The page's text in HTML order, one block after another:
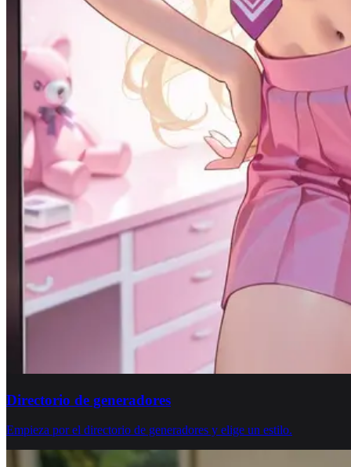
Directorio de generadores
Empieza por el directorio de generadores y elige un estilo.